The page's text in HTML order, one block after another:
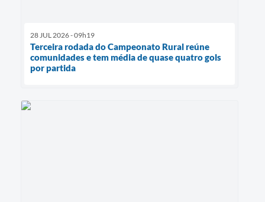
28 JUL 2026 - 09h19
Terceira rodada do Campeonato Rural reúne
comunidades e tem média de quase quatro gols
por partida